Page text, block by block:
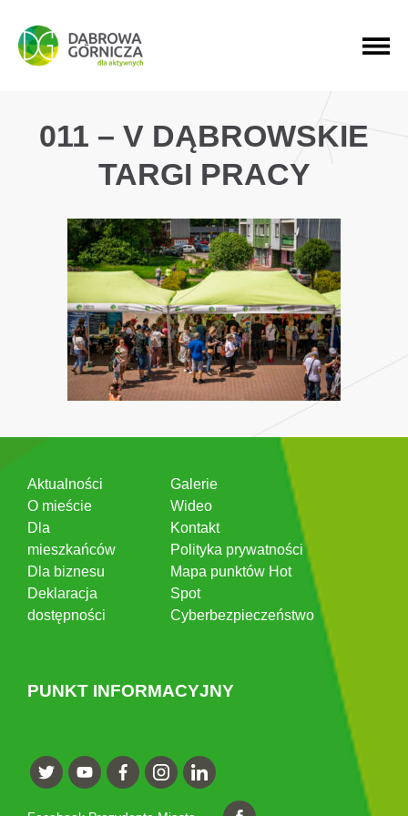
PRZEJDŹ DO MENU GŁÓWNEGO
PRZEJDŹ DO WYSZUKIWARKI
PRZEJDŹ DO TREŚCI
011 – V DĄBROWSKIE
TARGI PRACY
Aktualności
O mieście
Dla
mieszkańców
Dla biznesu
Deklaracja
dostępności
Galerie
Wideo
Kontakt
Polityka prywatności
Mapa punktów Hot
Spot
Cyberbezpieczeństwo
PUNKT INFORMACYJNY